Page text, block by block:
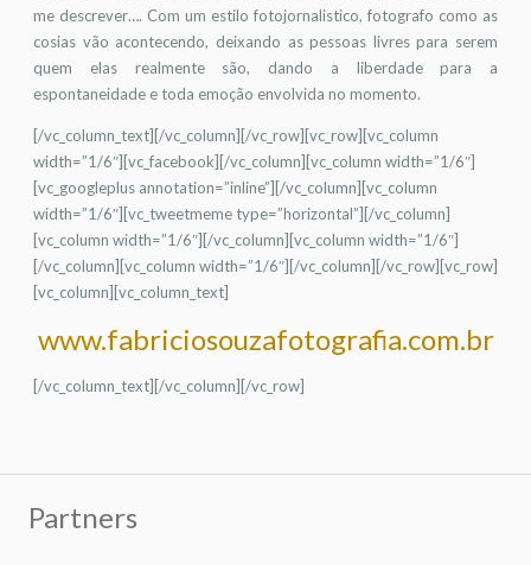
me descrever…. Com um estilo fotojornalistico, fotografo como as
cosias vão acontecendo, deixando as pessoas livres para serem
quem elas realmente são, dando a liberdade para a
espontaneidade e toda emoção envolvida no momento.
[/vc_column_text][/vc_column][/vc_row][vc_row][vc_column
width=”1/6″][vc_facebook][/vc_column][vc_column width=”1/6″]
[vc_googleplus annotation=”inline”][/vc_column][vc_column
width=”1/6″][vc_tweetmeme type=”horizontal”][/vc_column]
[vc_column width=”1/6″][/vc_column][vc_column width=”1/6″]
[/vc_column][vc_column width=”1/6″][/vc_column][/vc_row][vc_row]
[vc_column][vc_column_text]
www.fabriciosouzafotografia.com.br
[/vc_column_text][/vc_column][/vc_row]